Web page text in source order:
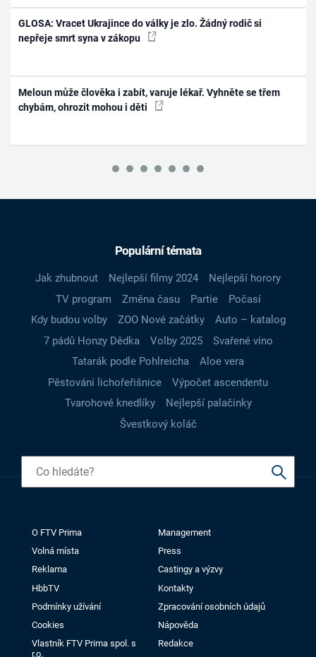
GLOSA: Vracet Ukrajince do války je zlo. Žádný rodič si
nepřeje smrt syna v zákopu
Meloun může člověka i zabít, varuje lékař. Vyhněte se třem
chybám, ohrozit mohou i děti
Populární témata
Jak zhubnout Nejlepší filmy 2024
Nejlepší horory
TV program
Změna času Partie
Počasí
Kdy budou volby
ZOO Nové začátky
Auto – katalog
7 pádů Honzy Dědka
Volby 2025
Svařené víno
Tatarák podle Pohlreicha
Aloe vera
Pěstování lichořeřišnice
Výpočet ascendentu
Tvarohové knedlíky
Nejlepší palačinky
Švestkový koláč
O FTV Prima
Management
Volná místa
Press
Reklama
Castingy a výzvy
HbbTV
Kontakty
Podmínky užívání
Zpracování osobních údajů
Cookies
Nápověda
Vlastník FTV Prima spol. s
r.o.
Redakce